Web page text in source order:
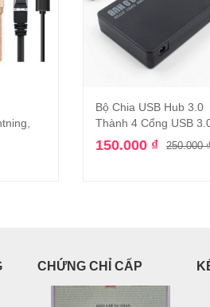
hàng Thêm vào giỏ
Bộ Chia USB Hub 3.0
Thành 4 Cổng USB
250.000
150.000 ₫
CHỨNG CHỈ CẤP